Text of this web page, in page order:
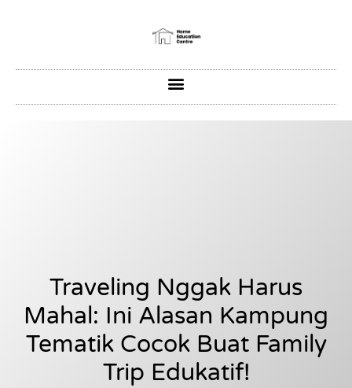
Traveling Nggak Harus
Mahal: Ini Alasan Kampung
Tematik Cocok Buat Family
Trip Edukatif!